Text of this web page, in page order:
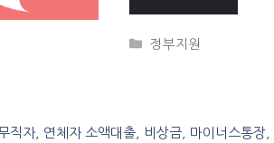
CATEGORIES
정부지원
자, 연체자 소액대출, 비상금, 마이너스통장